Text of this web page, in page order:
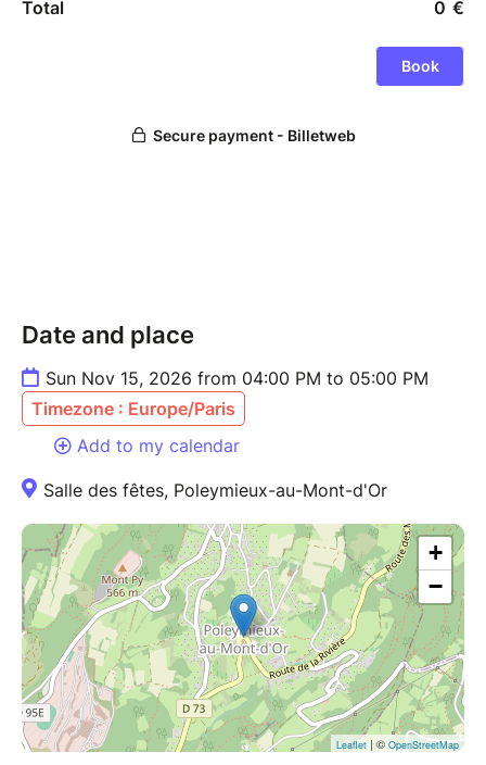
Date and place
Sun Nov 15, 2026 from 04:00 PM to 05:00 PM
Timezone : Europe/Paris
Add to my calendar
Salle des fêtes, Poleymieux-au-Mont-d'Or
+
−
Leaflet | © OpenStreetMap